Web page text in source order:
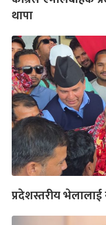
थापा
प्रदेशस्तरीय